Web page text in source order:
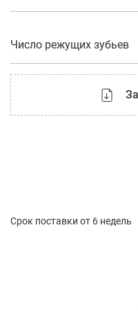
Срок поставки от 6 недель
Число режущих зубьев